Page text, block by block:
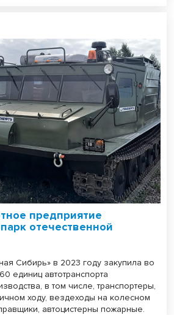
предприятие
отечественной
Сибирь» в 2023 году закупила во
единиц автотранспорта
в том числе, транспортеры,
ходу, вездеходы на колесном
автоцистерны пожарные.